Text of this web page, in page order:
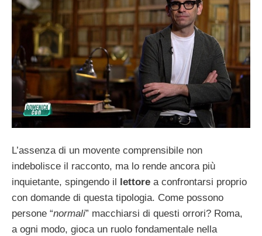
L’assenza di un movente comprensibile non
indebolisce il racconto, ma lo rende ancora più
inquietante, spingendo il
lettore a confrontarsi proprio
con domande di questa tipologia. Come possono
persone “normali” macchiarsi di questi orrori? Roma,
a ogni modo, gioca un ruolo fondamentale nella